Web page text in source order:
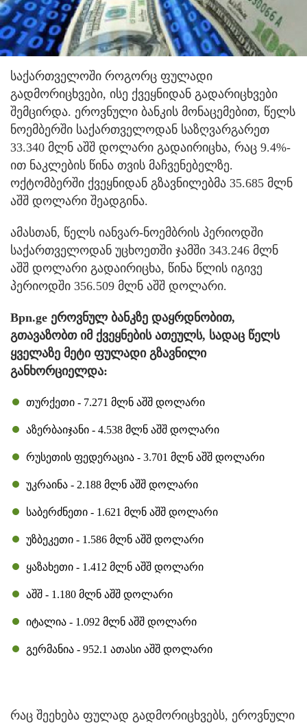
საქართველოში როგორც ფულადი
გადმორიცხვები, ისე ქვეყნიდან გადარიცხვები
შემცირდა. ეროვნული ბანკის მონაცემებით, წელს
ნოემბერში საქართველოდან საზღვარგარეთ
33.340 მლნ აშშ დოლარი გადაირიცხა, რაც 9.4%-
ით ნაკლების წინა თვის მაჩვენებელზე.
ოქტომბერში ქვეყნიდან გზავნილებმა 35.685 მლნ
აშშ დოლარი შეადგინა.
ამასთან, წელს იანვარ-ნოემბრის პერიოდში
საქართველოდან უცხოეთში ჯამში 343.246 მლნ
აშშ დოლარი გადაირიცხა, წინა წლის იგივე
პერიოდში 356.509 მლნ აშშ დოლარი.
Bpn.ge ეროვნულ ბანკზე დაყრდნობით,
გთავაზობთ იმ ქვეყნების ათეულს, სადაც წელს
ყველაზე მეტი ფულადი გზავნილი
განხორციელდა:
თურქეთი - 7.271 მლნ აშშ დოლარი
აზერბაიჯანი - 4.538 მლნ აშშ დოლარი
რუსეთის ფედერაცია - 3.701 მლნ აშშ დოლარი
უკრაინა - 2.188 მლნ აშშ დოლარი
საბერძნეთი - 1.621 მლნ აშშ დოლარი
უზბეკეთი - 1.586 მლნ აშშ დოლარი
ყაზახეთი - 1.412 მლნ აშშ დოლარი
აშშ - 1.180 მლნ აშშ დოლარი
იტალია - 1.092 მლნ აშშ დოლარი
გერმანია - 952.1 ათასი აშშ დოლარი
რაც შეეხება ფულად გადმორიცხვებს, ეროვნული